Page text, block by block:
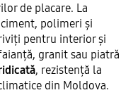
de placare. La
polimeri și
pentru interior și
granit sau piatră
, rezistență la
din Moldova.